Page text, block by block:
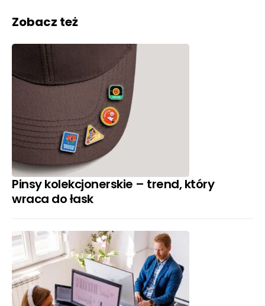
Zobacz też
Pinsy kolekcjonerskie – trend, który
wraca do łask